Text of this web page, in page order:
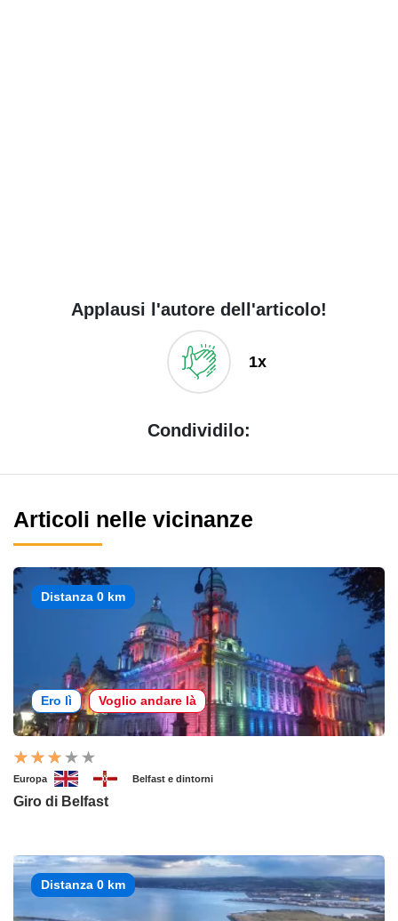
Applausi l'autore dell'articolo!
1x
Condividilo:
Articoli nelle vicinanze
Distanza 0 km
Ero lì Voglio andare là
Europa Belfast e dintorni
Giro di Belfast
Distanza 0 km